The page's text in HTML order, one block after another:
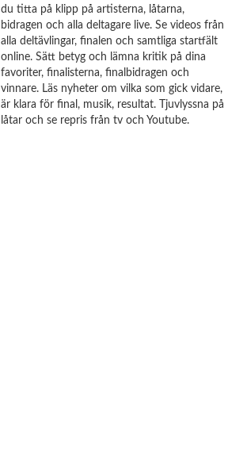
du titta på klipp på artisterna, låtarna,
bidragen och alla deltagare live. Se videos från
alla deltävlingar, finalen och samtliga startfält
online. Sätt betyg och lämna kritik på dina
favoriter, finalisterna, finalbidragen och
vinnare. Läs nyheter om vilka som gick vidare,
är klara för final, musik, resultat. Tjuvlyssna på
låtar och se repris från tv och Youtube.